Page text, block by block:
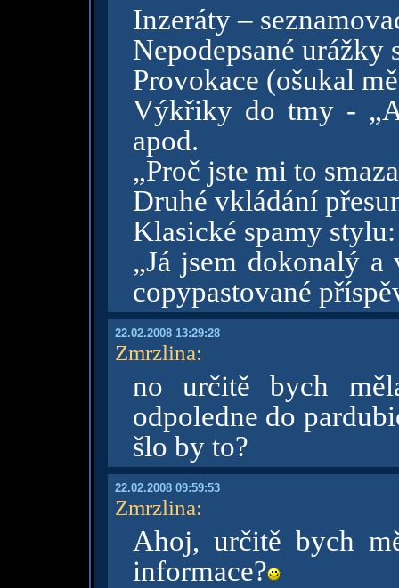
Inzeráty –
Nepodepsané urážky
Provokace (ošukal
Výkřiky do tmy -
apod.
„Proč jste mi to
Druhé vkládání
Klasické spamy
„Já jsem dokonalý
copypastované
22.02.2008 13:29:28
Zmrzlina:
no určitě bych
odpoledne do
šlo by to?
22.02.2008 09:59:53
Zmrzlina:
Ahoj, určitě bych
informace?